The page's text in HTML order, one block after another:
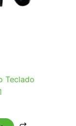
Teclado